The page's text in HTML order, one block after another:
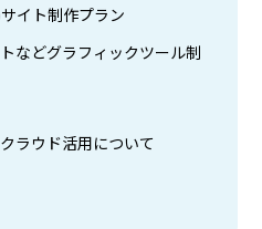
イト制作プラン
などグラフィックツール制
ラウド活用について